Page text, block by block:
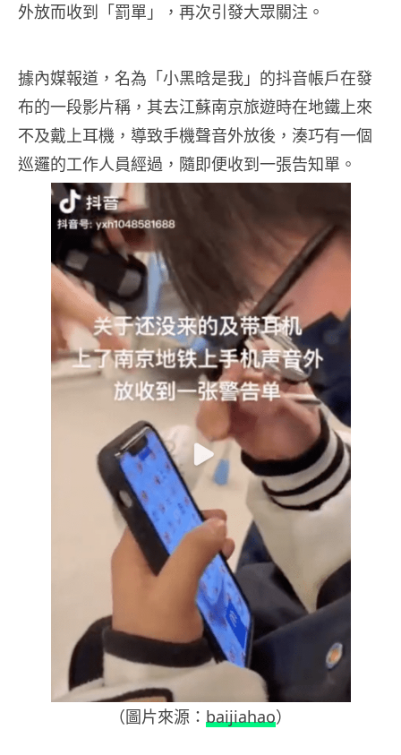
外放而收到「罰單」，再次引發大眾關注。
據內媒報道，名為「小黑晗是我」的抖音帳戶在發
布的一段影片稱，其去江蘇南京旅遊時在地鐵上來
不及戴上耳機，導致手機聲音外放後，湊巧有一個
巡邏的工作人員經過，隨即便收到一張告知單。
（圖片來源： baijiahao）